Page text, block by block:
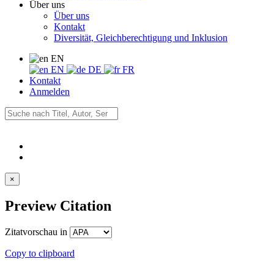
Über uns
Über uns
Kontakt
Diversität, Gleichberechtigung und Inklusion
EN
EN
DE
FR
Kontakt
Anmelden
×
Preview Citation
Zitatvorschau in
Copy to clipboard